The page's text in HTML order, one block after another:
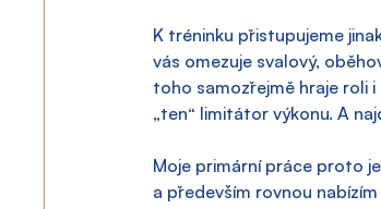
K tréninku přistupujeme
vás omezuje svalový,
toho samozřejmě hraje roli
„ten“ limitátor výkonu. A
Moje primární práce proto
a především rovnou